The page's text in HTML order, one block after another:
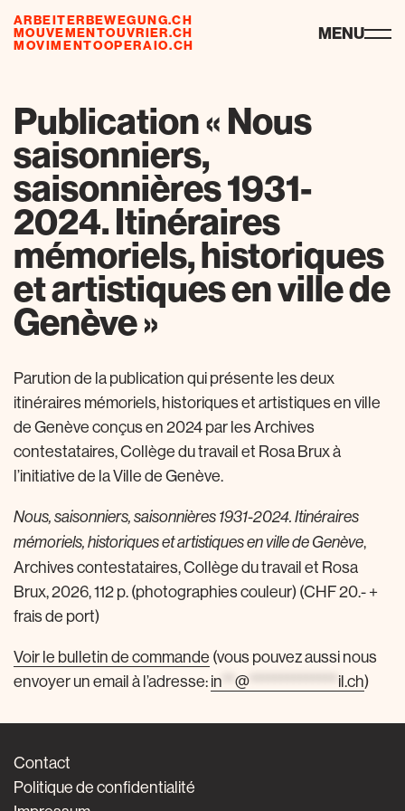
ARBEITERBEWEGUNG.CH
MOUVEMENTOUVRIER.CH
MOVIMENTOOPERAIO.CH
ressources MENU
Publication « Nous
saisonniers,
saisonnières 1931-
2024. Itinéraires
mémoriels, historiques
et artistiques en ville de
Genève »
Parution de la publication qui présente les deux
itinéraires mémoriels, historiques et artistiques en ville
de Genève conçus en 2024 par les Archives
contestataires, Collège du travail et Rosa Brux à
l’initiative de la Ville de Genève.
Nous, saisonniers, saisonnières 1931-2024. Itinéraires
mémoriels, historiques et artistiques en ville de Genève,
Archives contestataires, Collège du travail et Rosa
Brux, 2026, 112 p. (photographies couleur) (CHF 20.- +
frais de port)
Voir le bulletin de commande (vous pouvez aussi nous
envoyer un email à l’adresse:in @ il.ch)
Contact
Politique de confidentialité